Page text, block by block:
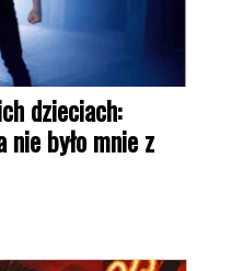
dzieciach:
nie było mnie z